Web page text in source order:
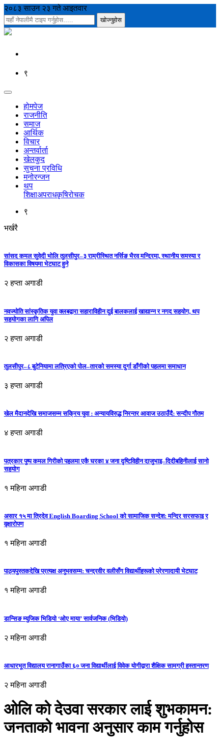
२०८३ साउन २३ गते आइतवार
९
होमपेज
राजनीति
समाज
आर्थिक
विचार
अन्तर्वार्ता
खेलकुद
सुचना प्रविधि
मनोरन्जन
थप
शिक्षाअपराधकृषिरोचक
९
भर्खरै
सांसद कमल सुवेदी भोलि तुलसीपुर–३ राम्रीस्थित नर्सिङ भैरव मन्दिरमा, स्थानीय समस्या र
विकासका विषयमा भेटघाट हुने
२ हप्ता अगाडी
नवज्योति सांस्कृतिक युवा क्लबद्वारा सहाराविहीन दुई बालकलाई खाद्यान्न र नगद सहयोग, थप
सहयोगका लागि अपिल
२ हप्ता अगाडी
तुलसीपुर–८ बुटेनियामा लत्रिएको पोल–तारको समस्या दुर्गा डाँगीको पहलमा समाधान
३ हप्ता अगाडी
खेल मैदानदेखि समाजसम्म सक्रिय युवा : अन्यायविरुद्ध निरन्तर आवाज उठाउँदै: सन्दीप गौतम
४ हप्ता अगाडी
पत्रकार पुष्प कमल गिरीको पहलमा एकै घरका ४ जना दृष्टिविहीन दाजुभाइ–दिदीबहिनीलाई सानो
सहयोग
१ महिना अगाडी
असार १५ मा त्रिदेव English Boarding School को सामाजिक सन्देश: मन्दिर सरसफाइ र
वृक्षारोपण
१ महिना अगाडी
पाठ्यपुस्तकदेखि प्रत्यक्ष अनुभवसम्म: चन्द्रवीर वलीसँग विद्यार्थीहरूको प्रेरणादायी भेटघाट
१ महिना अगाडी
डान्सिङ म्युजिक भिडियो ‘ओए माया’ सार्वजनिक (भिडियो)
२ महिना अगाडी
आधारभूत विद्यालय रानागाउँका ६० जना विद्यार्थीलाई विवेक योगीद्वारा शैक्षिक सामग्री हस्तान्तरण
२ महिना अगाडी
ओलि को देउवा सरकार लाई शुभकामन:
जनताको भावना अनुसार काम गर्नुहोस